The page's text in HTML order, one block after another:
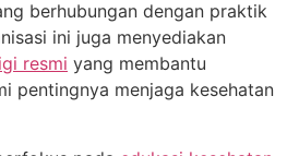
berhubungan dengan praktik
ini juga menyediakan
resmi yang membantu
pentingnya menjaga kesehatan